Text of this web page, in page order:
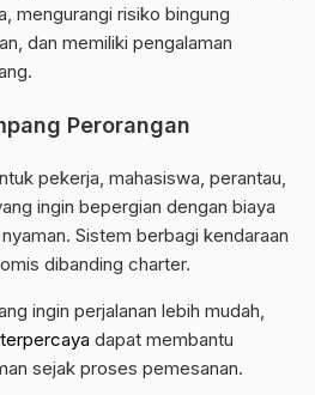
mengurangi risiko bingung
dan memiliki pengalaman
Perorangan
pekerja, mahasiswa, perantau,
ingin bepergian dengan biaya
Sistem berbagi kendaraan
dibanding charter.
ingin perjalanan lebih mudah,
dapat membantu
sejak proses pemesanan.